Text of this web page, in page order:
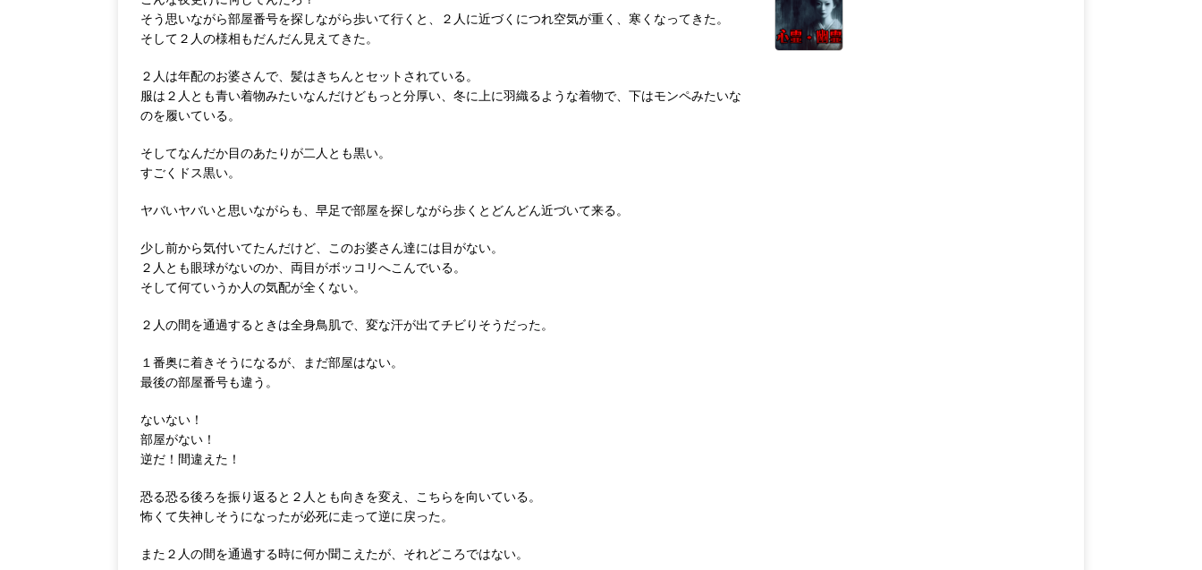
そう思いながら部屋番号を探しながら歩いて行くと、２人に近づくにつれ空気が重く、寒くなってきた。
そして２人の様相もだんだん見えてきた。
２人は年配のお婆さんで、髪はきちんとセットされている。
服は２人とも青い着物みたいなんだけどもっと分厚い、冬に上に羽織るような着物で、下はモンペみたいな
のを履いている。
そしてなんだか目のあたりが二人とも黒い。
すごくドス黒い。
ヤバいヤバいと思いながらも、早足で部屋を探しながら歩くとどんどん近づいて来る。
少し前から気付いてたんだけど、このお婆さん達には目がない。
２人とも眼球がないのか、両目がボッコリへこんでいる。
そして何ていうか人の気配が全くない。
２人の間を通過するときは全身鳥肌で、変な汗が出てチビりそうだった。
１番奥に着きそうになるが、まだ部屋はない。
最後の部屋番号も違う。
ないない！
部屋がない！
逆だ！間違えた！
恐る恐る後ろを振り返ると２人とも向きを変え、こちらを向いている。
怖くて失神しそうになったが必死に走って逆に戻った。
また２人の間を通過する時に何か聞こえたが、それどころではない。